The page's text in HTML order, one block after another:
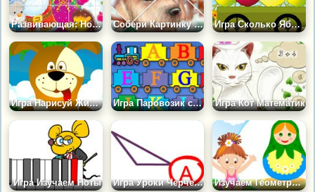
Развивающая: Новогодний Пазл Собери Картинку с Собачкой Игра Сколько Яблок?
Игра Нарисуй Животное Игра Паровозик с Алфавитом Игра Кот Математик
Игра Изучаем Ноты Игра Уроки Черчения Изучаем Геометрич. Фигуры